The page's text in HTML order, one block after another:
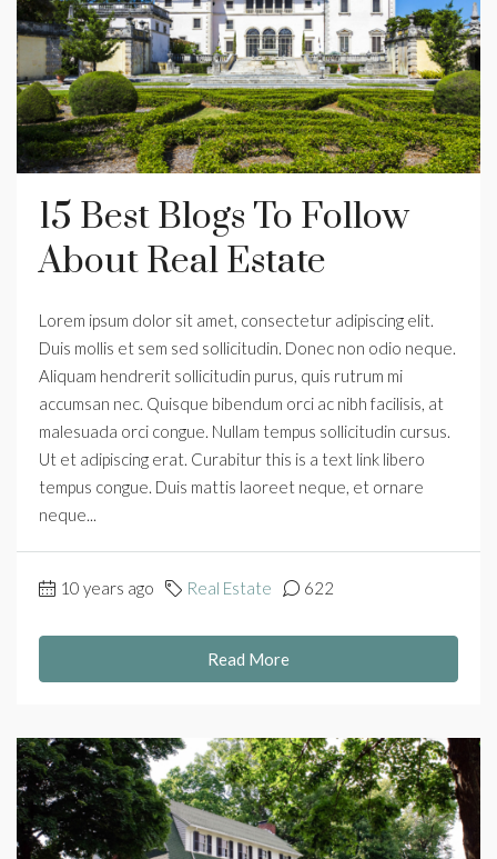
15 Best Blogs To Follow
About Real Estate
Lorem ipsum dolor sit amet, consectetur adipiscing elit.
Duis mollis et sem sed sollicitudin. Donec non odio neque.
Aliquam hendrerit sollicitudin purus, quis rutrum mi
accumsan nec. Quisque bibendum orci ac nibh facilisis, at
malesuada orci congue. Nullam tempus sollicitudin cursus.
Ut et adipiscing erat. Curabitur this is a text link libero
tempus congue. Duis mattis laoreet neque, et ornare
neque...
10 years ago Real Estate 622
Read More